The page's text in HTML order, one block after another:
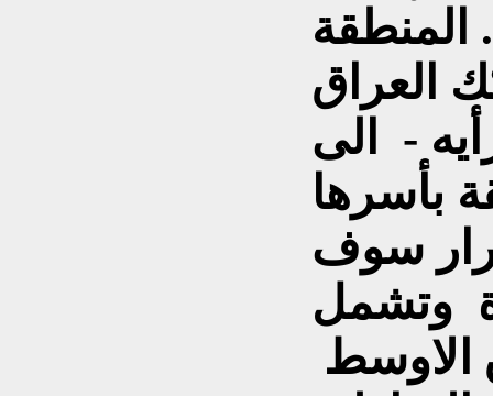
المنطقة .
العراق
- الى
بأسرها
سوف
وتشمل
الاوسط